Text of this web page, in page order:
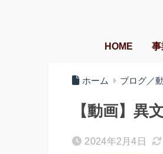
HOME 事
ホーム ブログ／
【動画】異
2024年2月4日